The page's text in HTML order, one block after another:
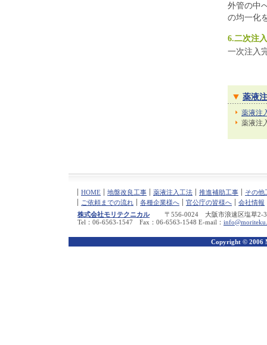
外管の中
の均一化
6.二次注入
一次注入
薬液
薬液注
薬液注
HOME 地盤改良工事 薬液注入工法 推進補助工事
その他
ご依頼までの流れ
各種企業様へ 官公庁の皆様へ
会社情報
株式会社モリテクニカル〒556-0024 大阪市浪速区塩草2-
Tel：06-6563-1547 Fax：06-6563-1548 E-mail：
Copyright © 2006